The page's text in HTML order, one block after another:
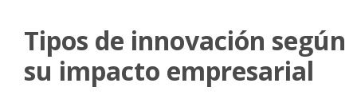
Tipos de innovación según
su impacto empresarial